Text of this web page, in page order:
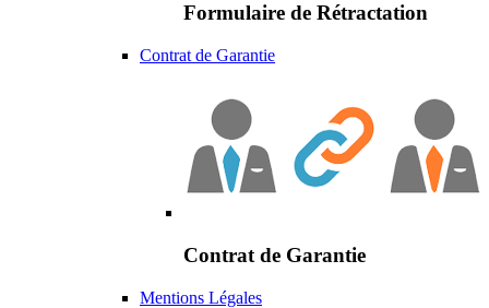
Formulaire de Rétractation
Contrat de Garantie
Contrat de Garantie
Mentions Légales